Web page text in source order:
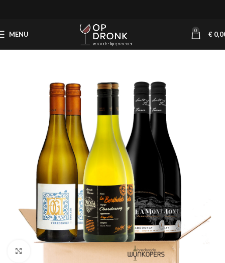
MENU 0 €
Click to enlarge